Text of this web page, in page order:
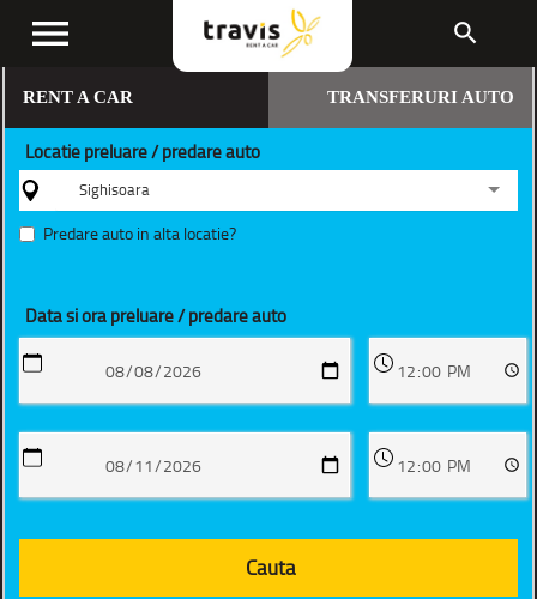
menu search
RENT A CAR TRANSFERURI AUTO
Locatie preluare / predare auto
Sighisoara
Predare auto in alta locatie?
Data si ora preluare / predare auto